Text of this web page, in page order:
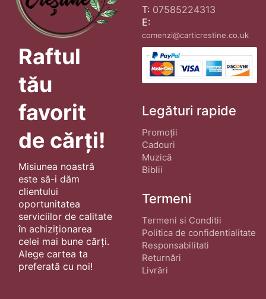
Raftul
tău
favorit
de cărți!
Misiunea noastră
este să-i dăm
clientului
oportunitatea
serviciilor de calitate
în achiziționarea
celei mai bune cărți.
Alege cartea ta
preferată cu noi!
T: 07585224313
E:
comenzi@carticrestine.co.uk
Legături rapide
Promoții
Cadouri
Muzică
Biblii
Termeni
Termeni si Conditii
Politica de confidentialitate
Responsabilitati
Returnări
Livrări